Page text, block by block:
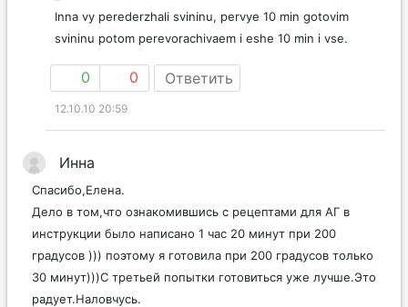
Inna vy perederzhali svininu, pervye 10 min gotovim
svininu potom perevorachivaem i eshe 10 min i vse.
0 0 Ответить
12.10.10 20:59
Инна
Спасибо,Елена.
Дело в том,что ознакомившись с рецептами для АГ в
инструкции было написано 1 час 20 минут при 200
градусов ))) поэтому я готовила при 200 градусов только
30 минут)))С третьей попытки готовиться уже лучше.Это
радует.Наловчусь.